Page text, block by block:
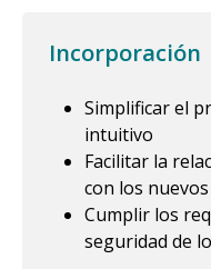
Incorporación
Simplificar el
intuitivo
Facilitar la
con los
Cumplir los
seguridad de